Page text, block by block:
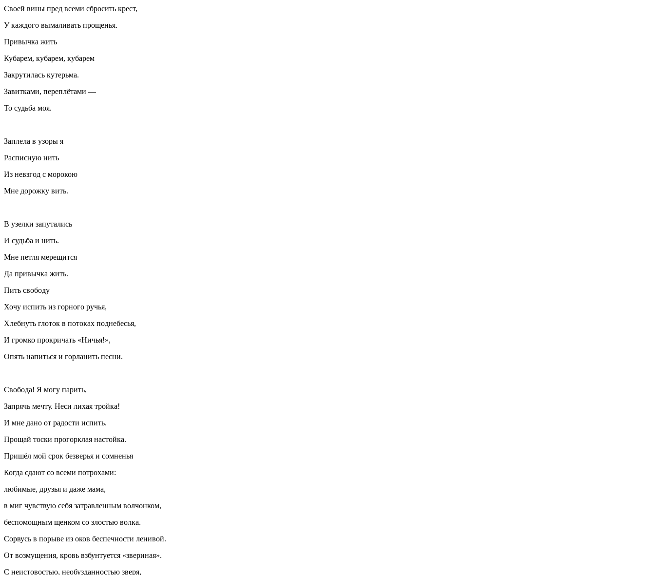
Своей вины пред всеми сбросить крест,
У каждого вымаливать прощенья.
Привычка жить
Кубарем, кубарем, кубарем
Закрутилась кутерьма.
Завитками, переплётами —
То судьба моя.
Заплела в узоры я
Расписную нить
Из невзгод с морокою
Мне дорожку вить.
В узелки запутались
И судьба и нить.
Мне петля мерещится
Да привычка жить.
Пить свободу
Хочу испить из горного ручья,
Хлебнуть глоток в потоках поднебесья,
И громко прокричать «Ничья!»,
Опять напиться и горланить песни.
Свобода! Я могу парить,
Запрячь мечту. Неси лихая тройка!
И мне дано от радости испить.
Прощай тоски прогорклая настойка.
Пришёл мой срок безверья и сомненья
Когда сдают со всеми потрохами:
любимые, друзья и даже мама,
в миг чувствую себя затравленным волчонком,
беспомощным щенком со злостью волка.
Сорвусь в порыве из оков беспечности ленивой.
От возмущения, кровь взбунтуется «звериная».
С неистовостью, необузданностью зверя,